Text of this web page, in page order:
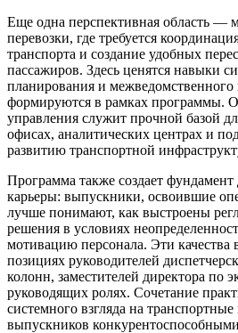
Еще одна перспективная область —
перевозки, где требуется
транспорта и создание удобных
пассажиров. Здесь ценятся навыки
планирования и межведомственного
формируются в рамках программы.
управления служит прочной базой
офисах, аналитических центрах и
развитию транспортной
Программа также создает фундамент
карьеры: выпускники, освоившие
лучше понимают, как выстроены
решения в условиях
мотивацию персонала. Эти качества
позициях руководителей
колонн, заместителей директора по
руководящих ролях. Сочетание
системного взгляда на
выпускников